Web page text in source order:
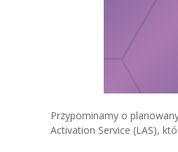
Przypominamy o
Activation Service (LAS),